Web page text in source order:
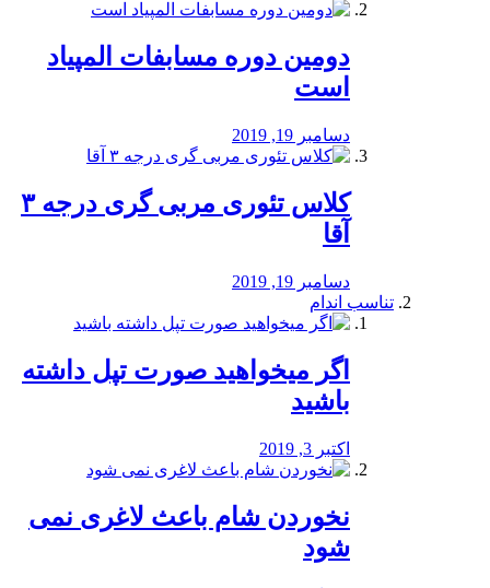
دومین دوره مسابفات المپیاد
است
دسامبر 19, 2019
کلاس تئوری مربی گری درجه ۳
آقا
دسامبر 19, 2019
تناسب اندام
اگر میخواهید صورت تپل داشته
باشید
اکتبر 3, 2019
نخوردن شام باعث لاغری نمی
‌شود